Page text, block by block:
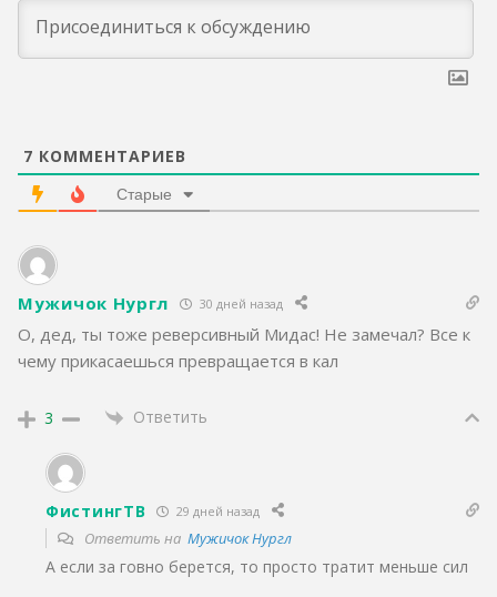
7 КОММЕНТАРИЕВ
Старые
Мужичок Нургл 30 дней назад
О, дед, ты тоже реверсивный Мидас! Не замечал? Все к
чему прикасаешься превращается в кал
3 Ответить
ФистингТВ 29 дней назад
Ответить на Мужичок Нургл
А если за говно берется, то просто тратит меньше сил